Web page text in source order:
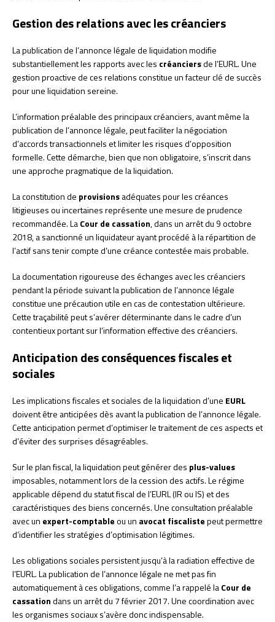
Gestion des relations avec les créanciers
La publication de l’annonce légale de liquidation modifie
substantiellement les rapports avec les créanciersde l’EURL. Une
gestion proactive de ces relations constitue un facteur clé de succès
pour une liquidation sereine.
L’information préalable des principaux créanciers, avant même la
publication de l’annonce légale, peut faciliter la négociation
d’accords transactionnels et limiter les risques d’opposition
formelle. Cette démarche, bien que non obligatoire, s’inscrit dans
une approche pragmatique de la liquidation.
La constitution de provisionsadéquates pour les créances
litigieuses ou incertaines représente une mesure de prudence
recommandée. LaCour de cassation, dans un arrêt du 9 octobre
2018, a sanctionné un liquidateur ayant procédé à la répartition de
l’actif sans tenir compte d’une créance contestée mais probable.
La documentation rigoureuse des échanges avec les créanciers
pendant la période suivant la publication de l’annonce légale
constitue une précaution utile en cas de contestation ultérieure.
Cette traçabilité peut s’avérer déterminante dans le cadre d’un
contentieux portant sur l’information effective des créanciers.
Anticipation des conséquences fiscales et
sociales
Les implications fiscales et sociales de la liquidation d’une EURL
doivent être anticipées dès avant la publication de l’annonce légale.
Cette anticipation permet d’optimiser le traitement de ces aspects et
d’éviter des surprises désagréables.
Sur le plan fiscal, la liquidation peut générer des plus-values
imposables, notamment lors de la cession des actifs. Le régime
applicable dépend du statut fiscal de l’EURL (IR ou IS) et des
caractéristiques des biens concernés. Une consultation préalable
avec un expert-comptableou un avocat fiscalistepeut permettre
d’identifier les stratégies d’optimisation légitimes.
Les obligations sociales persistent jusqu’à la radiation effective de
l’EURL. La publication de l’annonce légale ne met pas fin
automatiquement à ces obligations, comme l’a rappelé laCour de
cassationdans un arrêt du 7 février 2017. Une coordination avec
les organismes sociaux s’avère donc indispensable.